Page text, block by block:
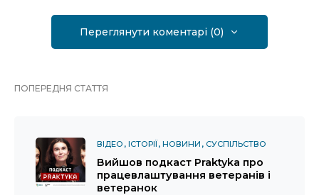
Переглянути коментарі (0)
ПОПЕРЕДНЯ СТАТТЯ
ВІДЕО ІСТОРІЇ НОВИНИ СУСПІЛЬСТВО
Вийшов подкаст Praktyka про
працевлаштування ветеранів і
ветеранок